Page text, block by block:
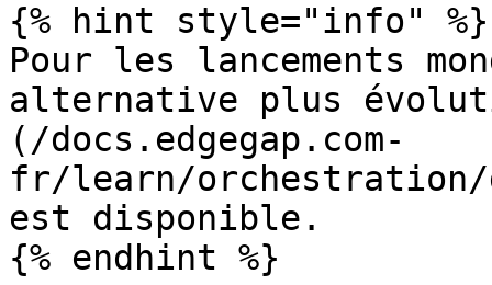
{% hint style="info" %}
Pour les lancements
alternative plus
(/docs.edgegap.com-
fr/learn/orchestration/
est disponible.
{% endhint %}